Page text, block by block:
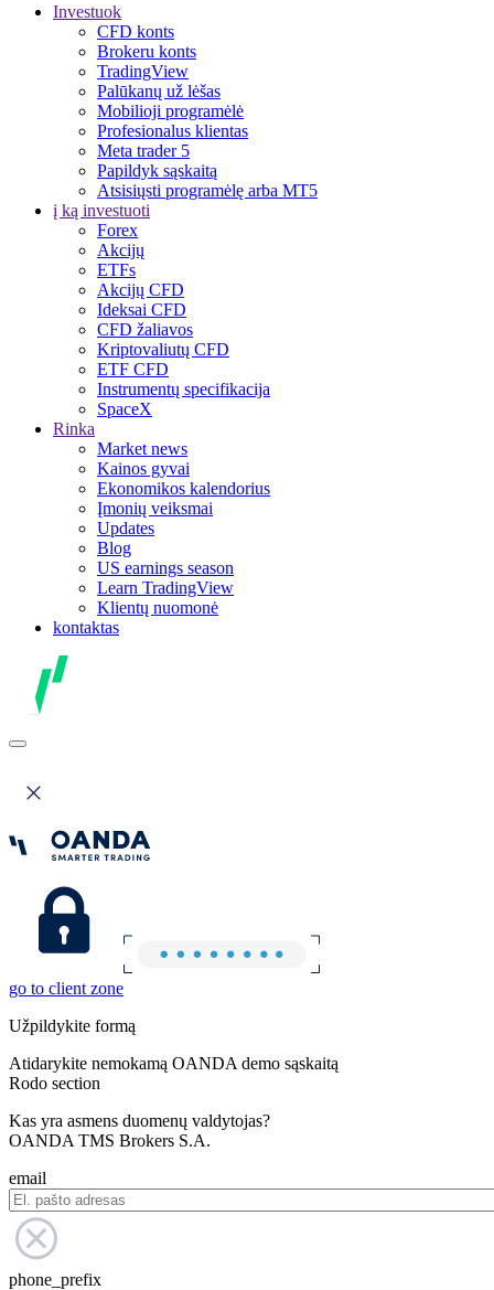
Investuok
CFD konts
Brokeru konts
TradingView
Palūkanų už lėšas
Mobilioji programėlė
Profesionalus klientas
Meta trader 5
Papildyk sąskaitą
Atsisiųsti programėlę arba MT5
į ką investuoti
Forex
Akcijų
ETFs
Akcijų CFD
Ideksai CFD
CFD žaliavos
Kriptovaliutų CFD
ETF CFD
Instrumentų specifikacija
SpaceX
Rinka
Market news
Kainos gyvai
Ekonomikos kalendorius
Įmonių veiksmai
Updates
Blog
US earnings season
Learn TradingView
Klientų nuomonė
kontaktas
go to client zone
Užpildykite formą
Atidarykite nemokamą OANDA demo sąskaitą
Rodo section
Kas yra asmens duomenų valdytojas?
OANDA TMS Brokers S.A.
email
phone_prefix